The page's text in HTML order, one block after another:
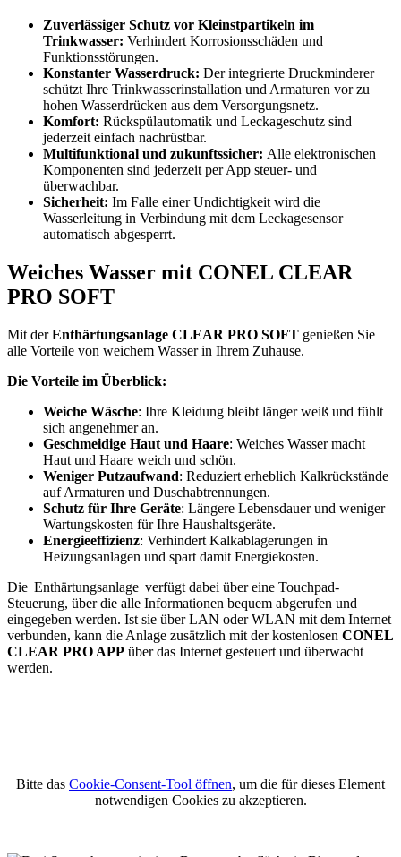
Zuverlässiger Schutz vor Kleinstpartikeln im
Trinkwasser: Verhindert Korrosionsschäden und
Funktionsstörungen.
Konstanter Wasserdruck: Der integrierte Druckminderer
schützt Ihre Trinkwasserinstallation und Armaturen vor zu
hohen Wasserdrücken aus dem Versorgungsnetz.
Komfort: Rückspülautomatik und Leckageschutz sind
jederzeit einfach nachrüstbar.
Multifunktional und zukunftssicher: Alle elektronischen
Komponenten sind jederzeit per App steuer- und
überwachbar.
Sicherheit: Im Falle einer Undichtigkeit wird die
Wasserleitung in Verbindung mit dem Leckagesensor
automatisch abgesperrt.
Weiches Wasser mit CONEL CLEAR
PRO SOFT
Mit der Enthärtungsanlage CLEAR PRO SOFT genießen Sie
alle Vorteile von weichem Wasser in Ihrem Zuhause.
Die Vorteile im Überblick:
Weiche Wäsche: Ihre Kleidung bleibt länger weiß und fühlt
sich angenehmer an.
Geschmeidige Haut und Haare: Weiches Wasser macht
Haut und Haare weich und schön.
Weniger Putzaufwand: Reduziert erheblich Kalkrückstände
auf Armaturen und Duschabtrennungen.
Schutz für Ihre Geräte: Längere Lebensdauer und weniger
Wartungskosten für Ihre Haushaltsgeräte.
Energieeffizienz: Verhindert Kalkablagerungen in
Heizungsanlagen und spart damit Energiekosten.
Die Enthärtungsanlage verfügt dabei über eine Touchpad-
Steuerung, über die alle Informationen bequem abgerufen und
eingegeben werden. Ist sie über LAN oder WLAN mit dem Internet
verbunden, kann die Anlage zusätzlich mit der kostenlosen CONEL
CLEAR PRO APP über das Internet gesteuert und überwacht
werden.
Bitte das Cookie-Consent-Tool öffnen, um die für dieses Element
notwendigen Cookies zu akzeptieren.